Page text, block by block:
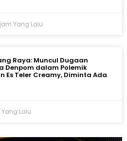
Yang Lalu
Raya: Muncul Dugaan
Denpom dalam Polemik
Es Teler Creamy, Diminta Ada
Yang Lalu